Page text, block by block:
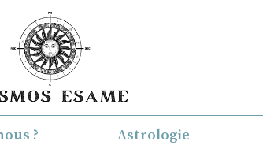
? Astrologie